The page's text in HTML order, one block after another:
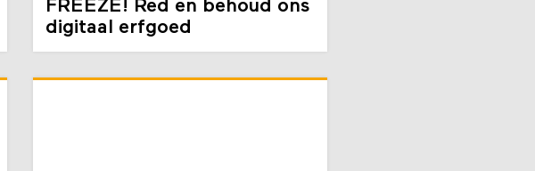
future heritage lab
FREEZE! Red en behoud ons
digitaal erfgoed